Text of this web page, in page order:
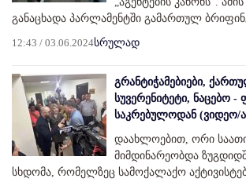
განაცხადა პარლამენტში გამართულ
12:43 / 03.06.2024სრულად
გრანტიჭამებიები,
სუვერენიტეტი, ნაცებო -
საკრებულოდან (ვიდეო/
დაახლოებით, ორი
მიმდინარეობდა
სხდომა, რომელზეც სამოქალაქო